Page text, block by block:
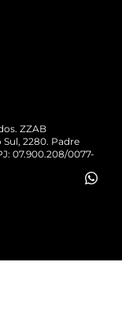
ZZAB
2280. Padre
07.900.208/0077-